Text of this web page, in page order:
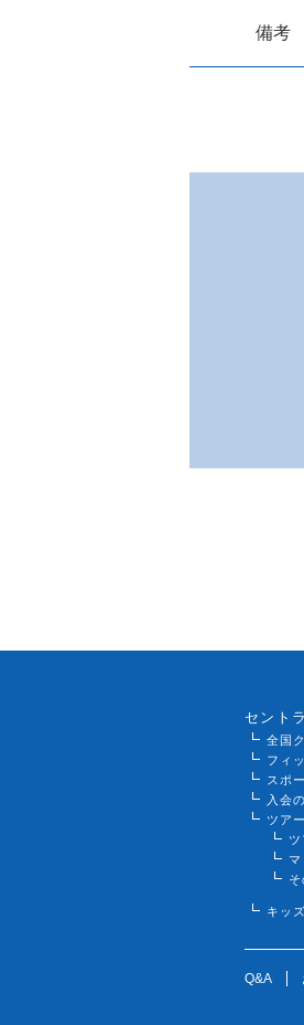
備考
セント
全国
フィ
スポ
入会
ツア
ツ
マ
キッズ
Q&A